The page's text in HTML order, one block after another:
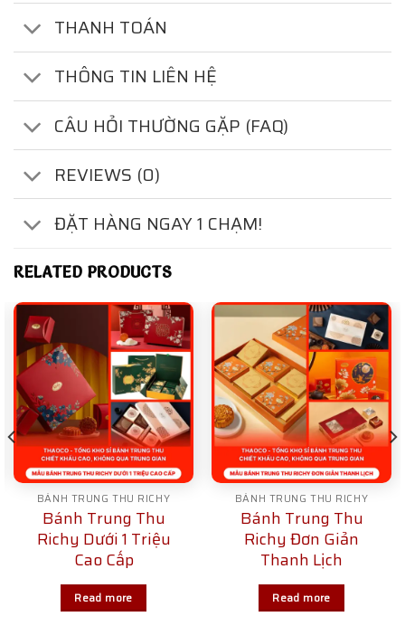
THANH TOÁN
THÔNG TIN LIÊN HỆ
CÂU HỎI THƯỜNG GẶP (FAQ)
REVIEWS (0)
ĐẶT HÀNG NGAY 1 CHẠM!
RELATED PRODUCTS
BÁNH TRUNG THU RICHY
Bánh Trung Thu
Richy Dưới 1 Triệu
Cao Cấp
Read more
BÁNH TRUNG THU RICHY
Bánh Trung Thu
Richy Đơn Giản
Thanh Lịch
Read more